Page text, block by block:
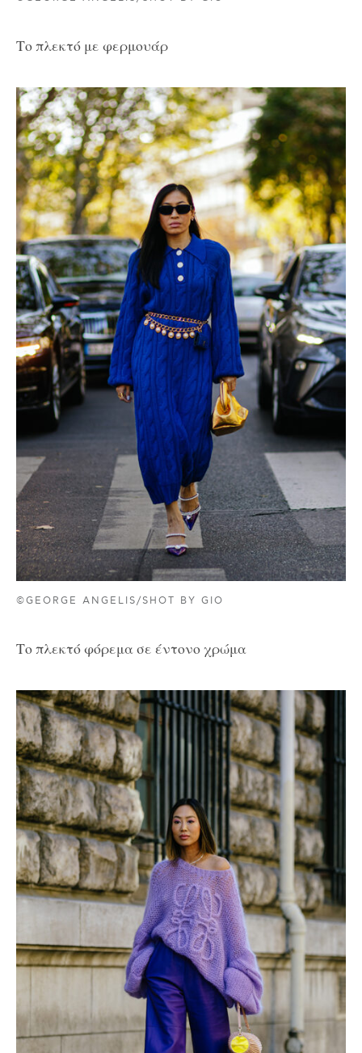
Το πλεκτό με φερμουάρ
©GEORGE ANGELIS/SHOT BY GIO
Το πλεκτό φόρεμα σε έντονο χρώμα